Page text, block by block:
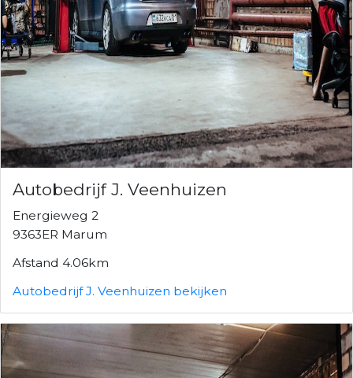
Autobedrijf J. Veenhuizen
Energieweg 2
9363ER Marum
Afstand 4.06km
Autobedrijf J. Veenhuizen bekijken